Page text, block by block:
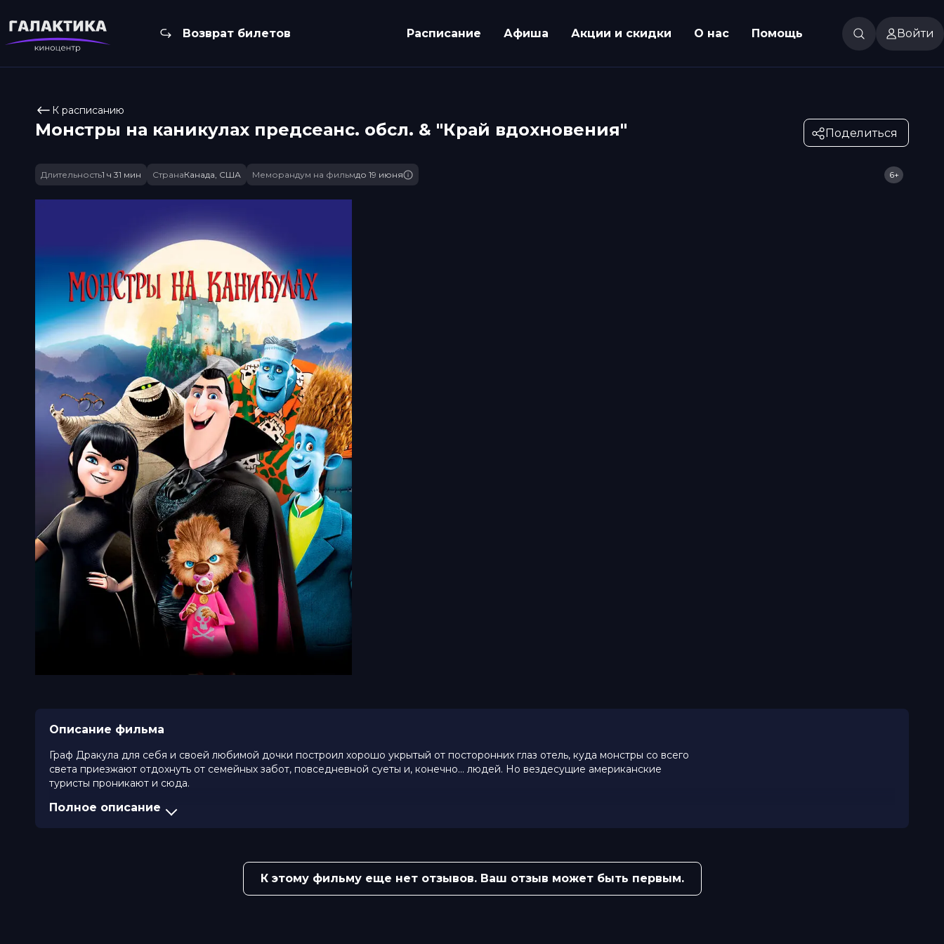
Возврат билетов Расписание Афиша Акции и скидки О нас Помощь Войти
К расписанию
Монстры на каникулах прeдсeанc. обсл. & "Край вдохновения" Поделиться
Длительность1 ч 31 мин СтранаКанада, США Меморандум на фильмдо 19 июня 6+
Описание фильма
Граф Дракула для себя и своей любимой дочки построил хорошо укрытый от посторонних глаз отель, куда монстры со всего
света приезжают отдохнуть от семейных забот, повседневной суеты и, конечно… людей. Но вездесущие американские
туристы проникают и сюда.
Оценка 7.7 / 10 (476 683 голоса)
Адам Сэндлер, Энди Сэмберг, Селена Гомес, Кевин Джеймс, Фрэн
Дрешер, Стив Бушеми, Молли Шеннон, Дэвид Спейд, СиЛо Грин, Джон
Полное описание
К этому фильму еще нет отзывов. Ваш отзыв может быть первым.